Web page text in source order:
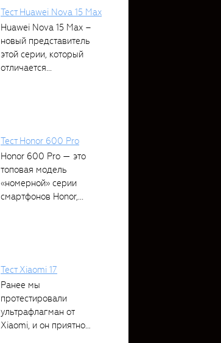
Тест Huawei Nova 15 Max
Huawei Nova 15 Max –
новый представитель
этой серии, который
отличается...
Тест Honor 600 Pro
Honor 600 Pro — это
топовая модель
«номерной» серии
смартфонов Honor,...
Тест Xiaomi 17
Ранее мы
протестировали
ультрафлагман от
Xiaomi, и он приятно